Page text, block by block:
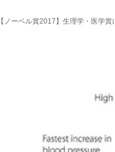
【ノーベル賞2017】生理学・医学